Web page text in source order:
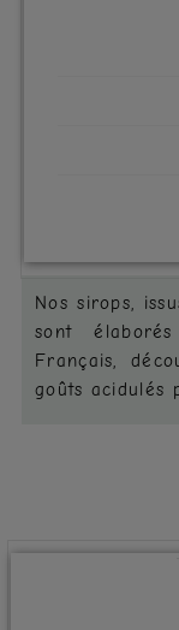
Nos sirops,
sont
Français,
goûts acidulés